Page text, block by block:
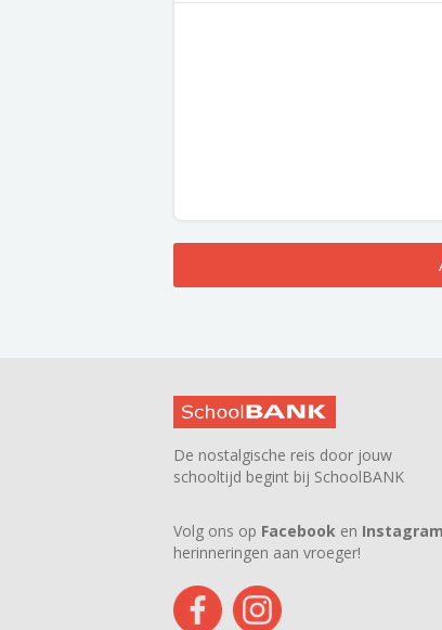
De nostalgische reis door jouw
schooltijd begint bij SchoolBANK
Volg ons op Facebook en Instagram
herinneringen aan vroeger!